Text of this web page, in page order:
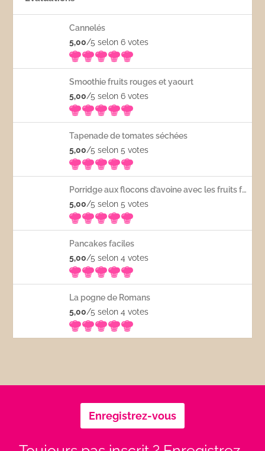
Cannelés
5,00/5 selon 6votes
Smoothie fruits rouges et yaourt
5,00/5 selon 6votes
Tapenade de tomates séchées
5,00/5 selon 5votes
Porridge aux flocons d’avoine avec les fruits frais
5,00/5 selon 5votes
Pancakes faciles
5,00/5 selon 4votes
La pogne de Romans
5,00/5 selon 4votes
Enregistrez-vous